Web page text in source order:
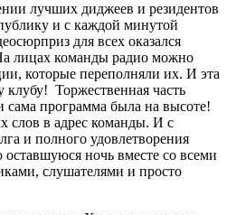
лучших диджеев и резидентов
и с каждой минутой
для всех оказался
лицах команды радио можно
которые переполняли их. И эта
клубу! Торжественная часть
программа была на высоте!
слов в адрес команды. И с
и полного удовлетворения
ночь вместе со всеми
слушателями и просто